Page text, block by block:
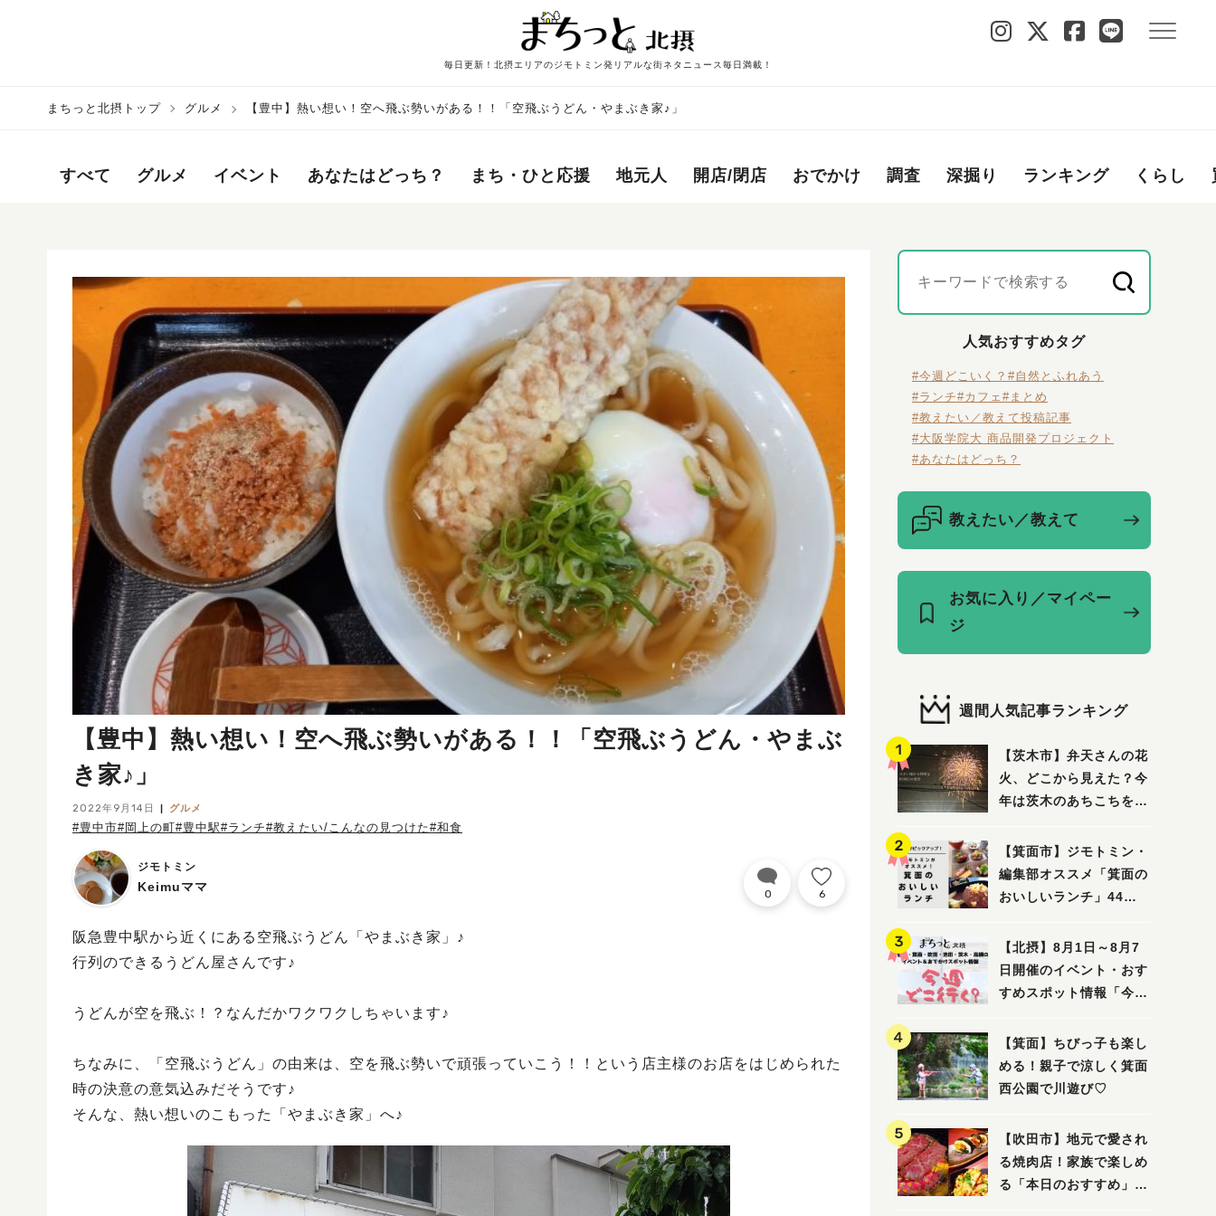
毎日更新！北摂エリアのジモトミン発リアルな街ネタニュース毎日満載！
まちっと北摂トップ グルメ 【豊中】熱い想い！空へ飛ぶ勢いがある！！「空飛ぶうどん・やまぶき家♪」
すべて グルメ イベント あなたはどっち？ まち・ひと応援 地元人 開店/閉店 おでかけ 調査 深掘り ランキング くらし
【豊中】熱い想い！空へ飛ぶ勢いがある！！「空飛ぶうどん・やまぶ
き家♪」
2022年9月14日 グルメ
#豊中市#岡上の町#豊中駅#ランチ#教えたい/こんなの見つけた#和食
ジモトミン
Keimuママ 0 6
阪急豊中駅から近くにある空飛ぶうどん「やまぶき家」♪
行列のできるうどん屋さんです♪
うどんが空を飛ぶ！？なんだかワクワクしちゃいます♪
ちなみに、「空飛ぶうどん」の由来は、空を飛ぶ勢いで頑張っていこう！！という店主様のお店をはじめられた
時の決意の意気込みだそうです♪
そんな、熱い想いのこもった「やまぶき家」へ♪
人気おすすめタグ
#今週どこいく？ #自然とふれあう
#ランチ#カフェ #まとめ
#教えたい／教えて投稿記事
#大阪学院大 商品開発プロジェクト
#あなたはどっち？
教えたい／教えて
お気に入り／マイペー
ジ
週間人気記事ランキング
【茨木市】弁天さんの花
火、どこから見えた？今
年は茨木のあちこちを巡
【箕面市】ジモトミン・
編集部オススメ「箕面の
おいしいランチ」44
から穴場まで！〜
【北摂】8月1日～8月7
日開催のイベント・おす
すめスポット情報「今週
面・吹田・池田・茨木・
高槻）
【箕面】ちびっ子も楽し
める！親子で涼しく箕面
西公園で川遊び♡
【吹田市】地元で愛され
る焼肉店！家族で楽しめ
る「本日のおすすめ」で